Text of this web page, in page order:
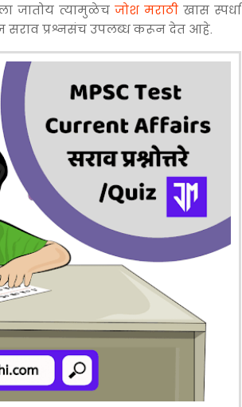
जातोय त्यामुळेच जोश मराठी खास स्पर्धा
सराव प्रश्नसंच उपलब्ध करून देत आहे.